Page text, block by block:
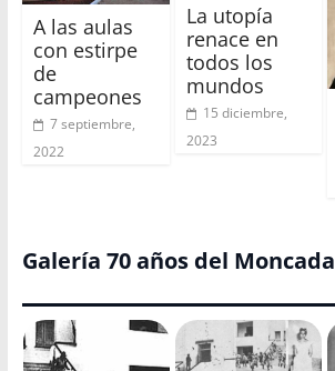
A las aulas
con estirpe
de
campeones
7 septiembre,
2022
La utopía
renace en
todos los
mundos
15 diciembre,
2023
Galería 70 años del Moncada